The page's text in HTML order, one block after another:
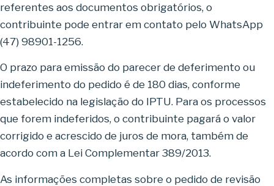
referentes aos documentos obrigatórios, o
contribuinte pode entrar em contato pelo WhatsApp
(47) 98901-1256.
O prazo para emissão do parecer de deferimento ou
indeferimento do pedido é de 180 dias, conforme
estabelecido na legislação do IPTU. Para os processos
que forem indeferidos, o contribuinte pagará o valor
corrigido e acrescido de juros de mora, também de
acordo com a Lei Complementar 389/2013.
As informações completas sobre o pedido de revisão